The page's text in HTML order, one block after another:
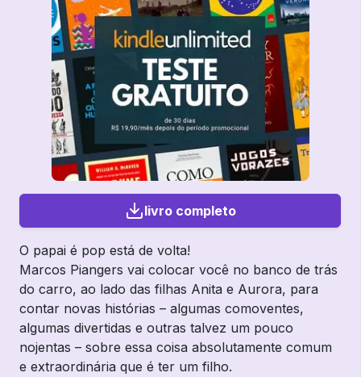
livro completo
O papai é pop está de volta!
Marcos Piangers vai colocar você no banco de trás
do carro, ao lado das filhas Anita e Aurora, para
contar novas histórias – algumas comoventes,
algumas divertidas e outras talvez um pouco
nojentas – sobre essa coisa absolutamente comum
e extraordinária que é ter um filho.